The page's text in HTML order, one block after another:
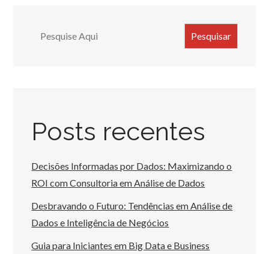
Search Pesquisar
Posts recentes
Decisões Informadas por Dados: Maximizando o
ROI com Consultoria em Análise de Dados
Desbravando o Futuro: Tendências em Análise de
Dados e Inteligência de Negócios
Guia para Iniciantes em Big Data e Business